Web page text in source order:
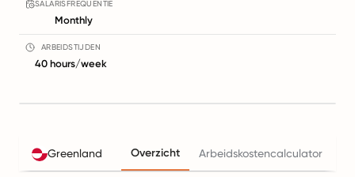
SALARISFREQUENTIE
Monthly
ARBEIDSTIJDEN
40 hours/week
Greenland Overzicht Arbeidskostencalculator